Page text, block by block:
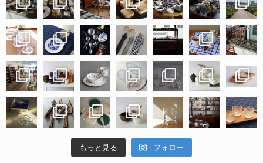
もっと見る フォロー